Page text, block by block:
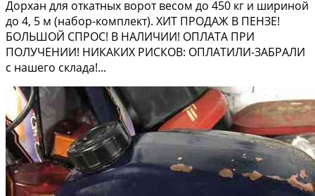
Дорхан для откатных ворот весом до 450 кг и шириной
до 4, 5 м (набор-комплект). ХИТ ПРОДАЖ В ПЕНЗЕ!
БОЛЬШОЙ СПРОС! В НАЛИЧИИ! ОПЛАТА ПРИ
ПОЛУЧЕНИИ! НИКАКИХ РИСКОВ: ОПЛАТИЛИ-ЗАБРАЛИ
с нашего склада!...